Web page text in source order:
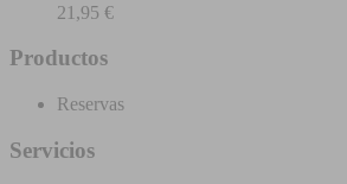
21,95 €
Productos
Reservas
Servicios